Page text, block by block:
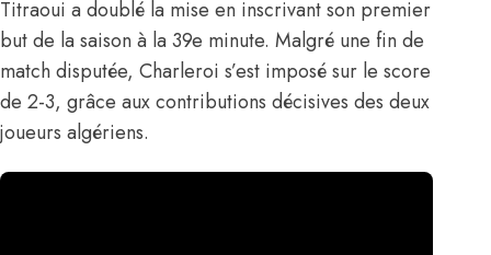
Titraoui a doublé la mise en inscrivant son premier
but de la saison à la 39e minute. Malgré une fin de
match disputée, Charleroi s’est imposé sur le score
de 2-3, grâce aux contributions décisives des deux
joueurs algériens.